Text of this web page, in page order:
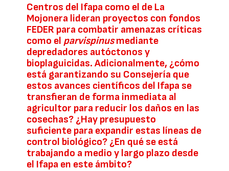
Centros del Ifapa como el de La
Mojonera lideran proyectos con fondos
FEDER para combatir amenazas críticas
como el parvispinusmediante
depredadores autóctonos y
bioplaguicidas. Adicionalmente, ¿cómo
está garantizando su Consejería que
estos avances científicos del Ifapa se
transfieran de forma inmediata al
agricultor para reducir los daños en las
cosechas? ¿Hay presupuesto
suficiente para expandir estas líneas de
control biológico? ¿En qué se está
trabajando a medio y largo plazo desde
el Ifapa en este ámbito?